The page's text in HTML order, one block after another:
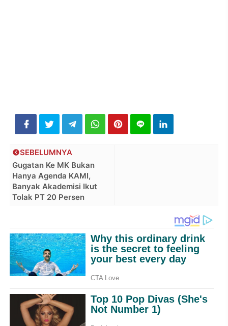
SEBELUMNYA
Gugatan Ke MK Bukan
Hanya Agenda KAMI,
Banyak Akademisi Ikut
Tolak PT 20 Persen